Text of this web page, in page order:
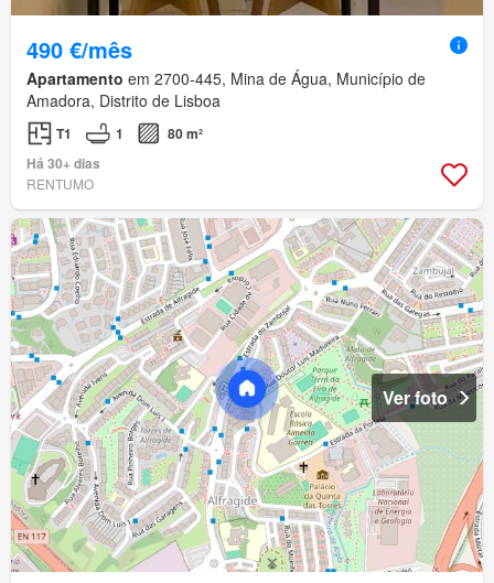
490 €/mês
Apartamento em 2700-445, Mina de Água, Município de
Amadora, Distrito de Lisboa
T1 1
80 m²
Há 30+ dias
RENTUMO
Ver foto